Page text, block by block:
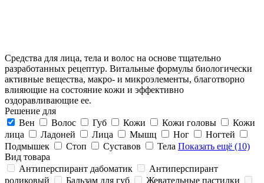
Средства для лица, тела и волос на основе тщательно
разработанных рецептур. Витальные формулы биологически
активные вещества, макро- и микроэлементы, благотворно
влияющие на состояние кожи и эффективно
оздоравливающие ее.
Решение для
Вен
Волос Губ Кожи Кожи головы
Кожи
лица
Ладоней Лица Мышц Ног
Ногтей
Подмышек
Стоп Суставов Тела Показать ещё (10)
Вид товара
Антиперспирант дабоматик
Антиперспирант
роликовый
Бальзам для губ Жевательные пастилки